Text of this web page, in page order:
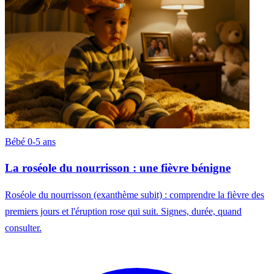
Bébé 0-5 ans
La roséole du nourrisson : une fièvre bénigne
Roséole du nourrisson (exanthème subit) : comprendre la fièvre des
premiers jours et l'éruption rose qui suit. Signes, durée, quand
consulter.